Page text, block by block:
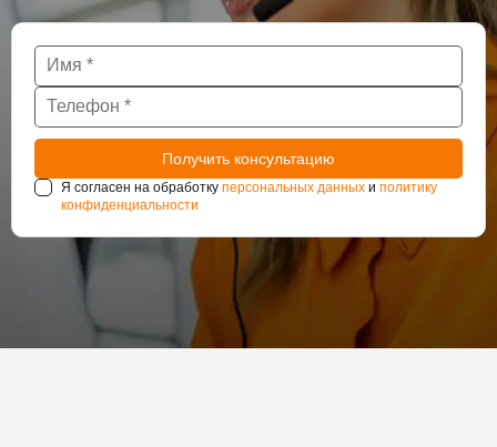
Я согласен на обработку персональных данных и политику
конфиденциальности